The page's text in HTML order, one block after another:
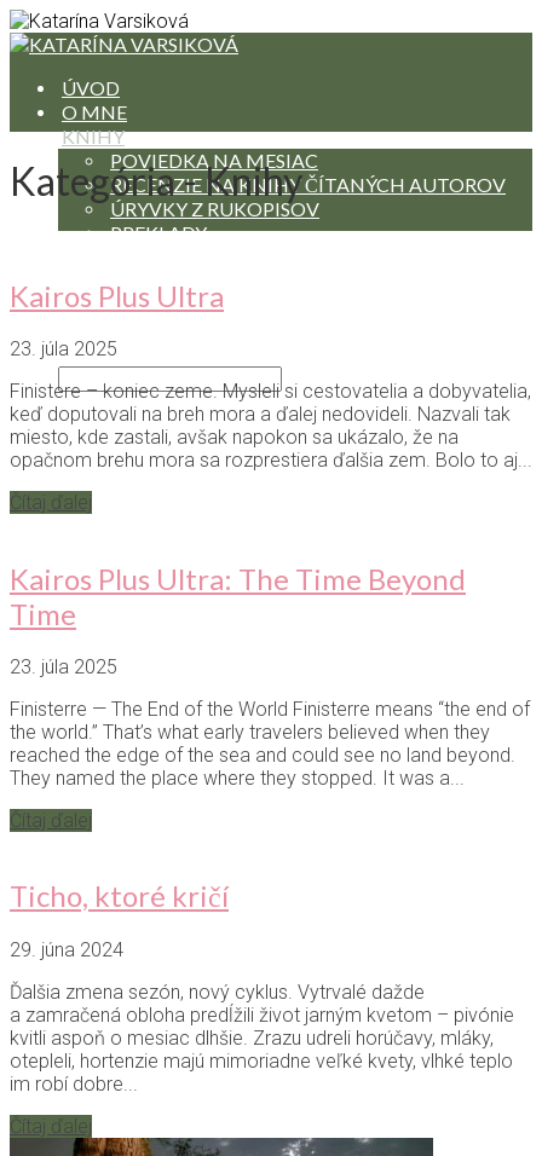
ÚVOD
O MNE
KNIHY
POVIEDKA NA MESIAC
RECENZIE NA KNIHY ČÍTANÝCH AUTOROV
ÚRYVKY Z RUKOPISOV
PREKLADY
BLOG IN ENGLISH
HODINY JOGY
Kategória - Knihy
Kairos Plus Ultra
23. júla 2025
Finistere – koniec zeme. Mysleli si cestovatelia a dobyvatelia,
keď doputovali na breh mora a ďalej nedovideli. Nazvali tak
miesto, kde zastali, avšak napokon sa ukázalo, že na
opačnom brehu mora sa rozprestiera ďalšia zem. Bolo to aj...
Čítaj ďalej
Kairos Plus Ultra: The Time Beyond
Time
23. júla 2025
Finisterre — The End of the World Finisterre means “the end of
the world.” That’s what early travelers believed when they
reached the edge of the sea and could see no land beyond.
They named the place where they stopped. It was a...
Čítaj ďalej
Ticho, ktoré kričí
29. júna 2024
Ďalšia zmena sezón, nový cyklus. Vytrvalé dažde
a zamračená obloha predĺžili život jarným kvetom – pivónie
kvitli aspoň o mesiac dlhšie. Zrazu udreli horúčavy, mláky,
otepleli, hortenzie majú mimoriadne veľké kvety, vlhké teplo
im robí dobre...
Čítaj ďalej